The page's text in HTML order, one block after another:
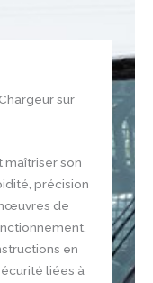
sur
maîtriser son
précision
de
en
liées à